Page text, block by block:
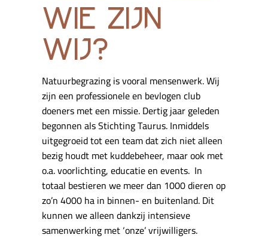
wie zijn
wij?
Natuurbegrazing is vooral mensenwerk. Wij
zijn een professionele en bevlogen club
doeners met een missie. Dertig jaar geleden
begonnen als Stichting Taurus. Inmiddels
uitgegroeid tot een team dat zich niet alleen
bezig houdt met kuddebeheer, maar ook met
o.a. voorlichting, educatie en events. In
totaal bestieren we meer dan 1000 dieren op
zo’n 4000 ha in binnen- en buitenland. Dit
kunnen we alleen dankzij intensieve
samenwerking met ‘onze’ vrijwilligers.